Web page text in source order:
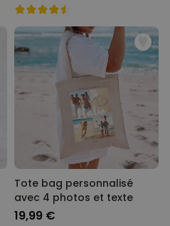
Tote bag personnalisé
avec 4 photos et texte
19,99 €